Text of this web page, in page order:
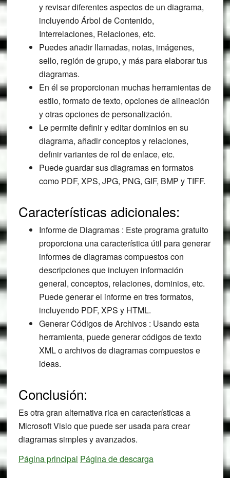
y revisar diferentes aspectos de un diagrama,
incluyendo Árbol de Contenido,
Interrelaciones, Relaciones, etc.
Puedes añadir llamadas, notas, imágenes,
sello, región de grupo, y más para elaborar tus
diagramas.
En él se proporcionan muchas herramientas de
estilo, formato de texto, opciones de alineación
y otras opciones de personalización.
Le permite definir y editar dominios en su
diagrama, añadir conceptos y relaciones,
definir variantes de rol de enlace, etc.
Puede guardar sus diagramas en formatos
como PDF, XPS, JPG, PNG, GIF, BMP y TIFF.
Características adicionales:
Informe de Diagramas : Este programa gratuito
proporciona una característica útil para generar
informes de diagramas compuestos con
descripciones que incluyen información
general, conceptos, relaciones, dominios, etc.
Puede generar el informe en tres formatos,
incluyendo PDF, XPS y HTML.
Generar Códigos de Archivos : Usando esta
herramienta, puede generar códigos de texto
XML o archivos de diagramas compuestos e
ideas.
Conclusión:
Es otra gran alternativa rica en características a
Microsoft Visio que puede ser usada para crear
diagramas simples y avanzados.
Página principal Página de descarga